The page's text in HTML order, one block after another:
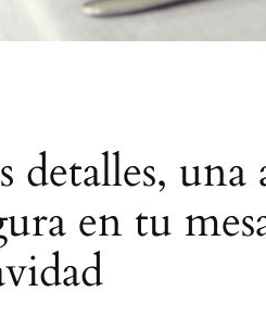
detalles, una
en tu